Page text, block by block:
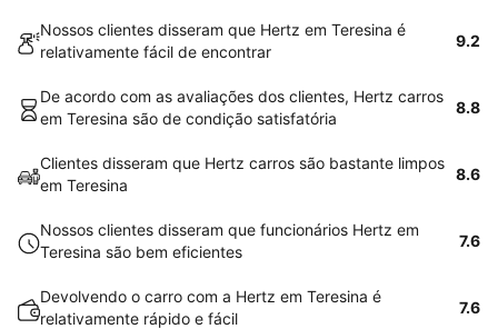
Nossos clientes disseram que Hertz em Teresina é
relativamente fácil de encontrar
9.2
De acordo com as avaliações dos clientes, Hertz carros
em Teresina são de condição satisfatória
8.8
Clientes disseram que Hertz carros são bastante limpos
em Teresina
8.6
Nossos clientes disseram que funcionários Hertz em
Teresina são bem eficientes
7.6
Devolvendo o carro com a Hertz em Teresina é
relativamente rápido e fácil
7.6